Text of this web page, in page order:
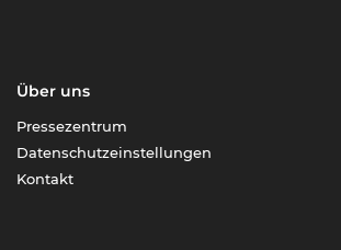
Über uns
Pressezentrum
Datenschutzeinstellungen
Kontakt